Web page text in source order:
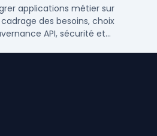
applications métier sur
des besoins, choix
API, sécurité et